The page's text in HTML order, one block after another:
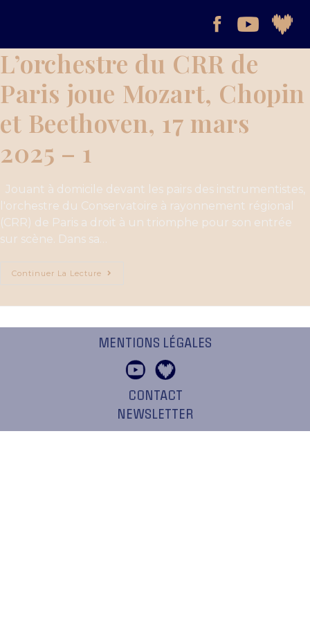
L’orchestre du CRR de
Paris joue Mozart, Chopin
et Beethoven, 17 mars
2025 – 1
Jouant à domicile devant les pairs des instrumentistes,
l'orchestre du Conservatoire à rayonnement régional
(CRR) de Paris a droit à un triomphe pour son entrée
sur scène. Dans sa…
Continuer La Lecture
MENTIONS LÉGALES
CONTACT
NEWSLETTER